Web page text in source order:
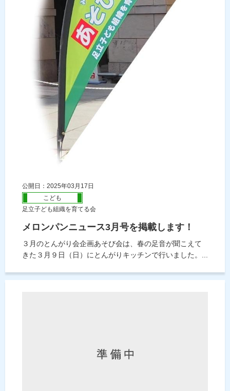
公開日：2025年03月17日
こども
足立子ども組織を育てる会
メロンパンニュース3月号を掲載します！
３月のとんがり会企画あそび会は、春の足音が聞こえて
きた３月９日（日）にとんがりキッチンで行いました。...